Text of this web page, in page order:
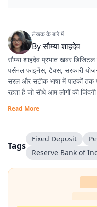
लेखक के बारे में
Byसौम्या शाहदेव
सौम्या शाहदेव प्रभात खबर
पर्सनल फाइनेंस, टैक्स, सरकारी
सरल और सटीक भाषा में पाठकों
रहता है जो सीधे आम लोगों की
Read More
Tags
Fixed Deposit
Reserve Bank of